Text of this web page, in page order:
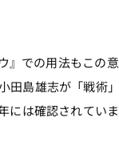
』での用法もこの意
島雄志が「戦術」
には確認されていま